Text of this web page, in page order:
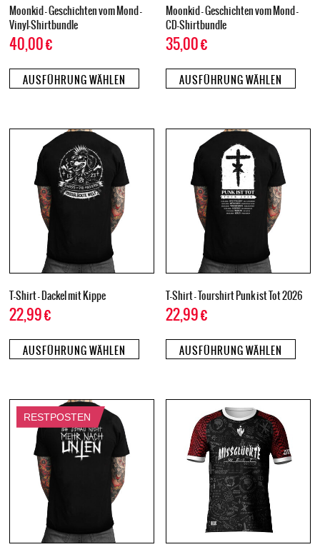
Moonkid – Geschichten vom Mond –
Vinyl-Shirtbundle
40,00€
AUSFÜHRUNG WÄHLEN
Moonkid – Geschichten vom Mond –
CD-Shirtbundle
35,00€
AUSFÜHRUNG WÄHLEN
T-Shirt – Dackel mit Kippe
22,99€
AUSFÜHRUNG WÄHLEN
T-Shirt – Tourshirt Punk ist Tot 2026
22,99€
AUSFÜHRUNG WÄHLEN
RESTPOSTEN